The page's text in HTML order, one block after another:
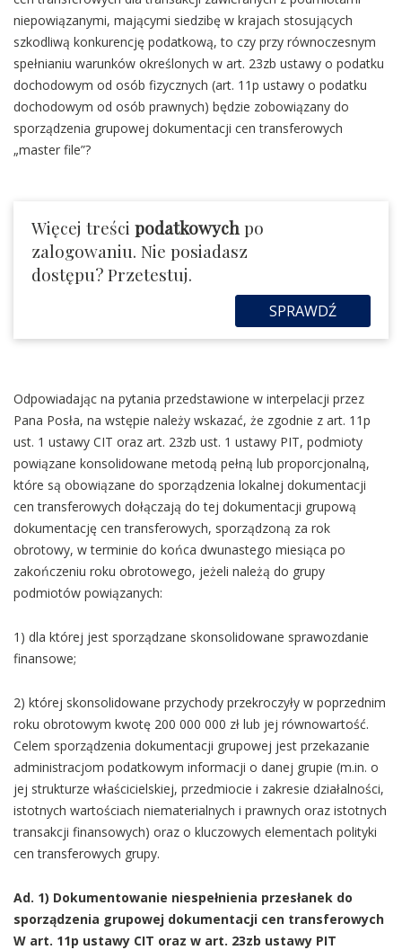
niepowiązanymi, mającymi siedzibę w krajach stosujących
szkodliwą konkurencję podatkową, to czy przy równoczesnym
spełnianiu warunków określonych w art. 23zb ustawy o podatku
dochodowym od osób fizycznych (art. 11p ustawy o podatku
dochodowym od osób prawnych) będzie zobowiązany do
sporządzenia grupowej dokumentacji cen transferowych
„master file”?
Więcej treści podatkowychpo
zalogowaniu. Nie posiadasz
dostępu? Przetestuj.
SPRAWDŹ
Odpowiadając na pytania przedstawione w interpelacji przez
Pana Posła, na wstępie należy wskazać, że zgodnie z art. 11p
ust. 1 ustawy CIT oraz art. 23zb ust. 1 ustawy PIT, podmioty
powiązane konsolidowane metodą pełną lub proporcjonalną,
które są obowiązane do sporządzenia lokalnej dokumentacji
cen transferowych dołączają do tej dokumentacji grupową
dokumentację cen transferowych, sporządzoną za rok
obrotowy, w terminie do końca dwunastego miesiąca po
zakończeniu roku obrotowego, jeżeli należą do grupy
podmiotów powiązanych:
1) dla której jest sporządzane skonsolidowane sprawozdanie
finansowe;
2) której skonsolidowane przychody przekroczyły w poprzednim
roku obrotowym kwotę 200 000 000 zł lub jej równowartość.
Celem sporządzenia dokumentacji grupowej jest przekazanie
administracjom podatkowym informacji o danej grupie (m.in. o
jej strukturze właścicielskiej, przedmiocie i zakresie działalności,
istotnych wartościach niematerialnych i prawnych oraz istotnych
transakcji finansowych) oraz o kluczowych elementach polityki
cen transferowych grupy.
Ad. 1) Dokumentowanie niespełnienia przesłanek do
sporządzenia grupowej dokumentacji cen transferowych
W art. 11p ustawy CIT oraz w art. 23zb ustawy PIT